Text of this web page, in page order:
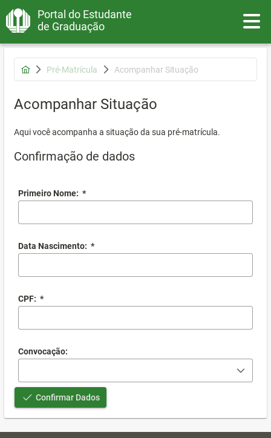
Portal do Estudante
de Graduação
Pré-Matrícula Acompanhar Situação
Acompanhar Situação
Aqui você acompanha a situação da sua pré-matrícula.
Confirmação de dados
Primeiro Nome: *
Data Nascimento: *
CPF: *
Convocação:
Confirmar Dados